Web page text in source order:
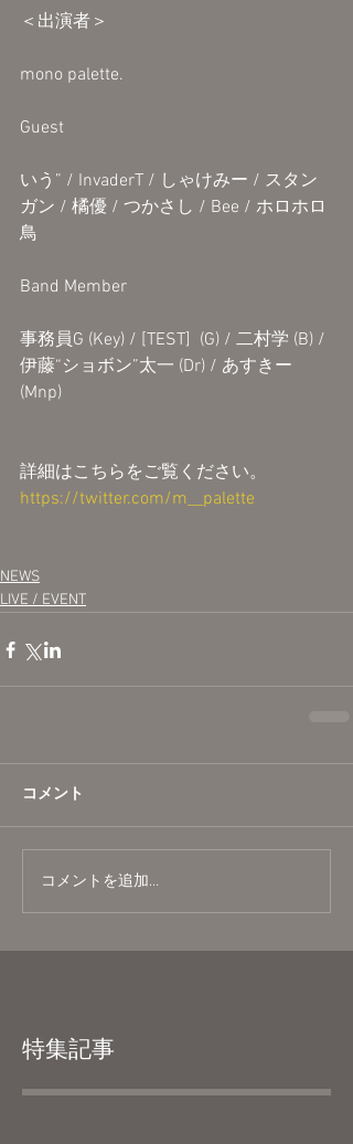
＜出演者＞
mono palette.
Guest
いう” / InvaderT / しゃけみー / スタン
ガン / 橘優 / つかさし / Bee / ホロホロ
鳥
Band Member
事務員G (Key) / [TEST]  (G) / 二村学 (B) /
伊藤“ショボン”太一 (Dr) / あすきー
(Mnp)
詳細はこちらをご覧ください。
https://twitter.com/m__palette
NEWS
LIVE / EVENT
コメント
コメントを追加…
特集記事